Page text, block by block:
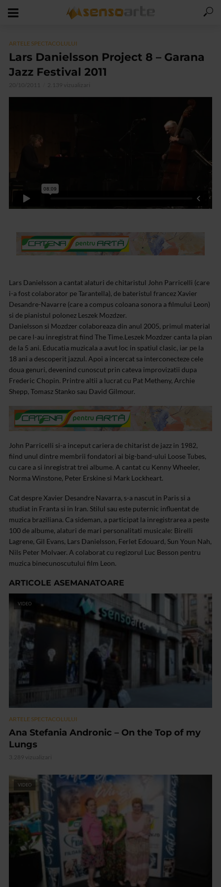
ARTELE SPECTACOLULUI
Lars Danielsson Project 8 – Garana
Jazz Festival 2011
20/10/2011 2.139 vizualizari
Lars Danielsson a cantat alaturi de chitaristul John Parricelli (care
i-a fost colaborator pe Tarantella), de bateristul francez Xavier
Desandre-Navarre (care a compus coloana sonora a filmului Leon)
si de pianistul polonez Leszek Mozdzer.
Danielsson si Mozdzer colaboreaza din anul 2005, primul material
pe care l-au inregistrat fiind The Time.Leszek Mozdzer canta la pian
de la 5 ani. Educatia muzicala a avut loc in spatiul clasic, iar pe la
18 ani a descoperit jazzul. Apoi a incercat sa interconecteze cele
doua genuri, devenind cunoscut prin cateva improvizatii dupa
Frederic Chopin. Printre altii a lucrat cu Pat Metheny, Archie
Shepp, Tomasz Stanko sau David Gilmour.
John Parricelli si-a inceput cariera de chitarist de jazz in 1982,
fiind unul dintre membrii fondatori ai big-band-ului Loose Tubes,
cu care a si inregistrat trei albume. A cantat cu Kenny Wheeler,
Norma Winstone, Peter Erskine si Mark Lockheart.
Cat despre Xavier Desandre Navarra, s-a nascut in Paris si a
studiat in Franta si in Iran. Stilul sau este puternic influentat de
muzica braziliana. Ca sideman, a participat la inregistrarea a peste
100 de albume, alaturi de mari personalitati musicale: Birelli
Lagrene, Gil Evans, Lars Danielsson, Ferlet Edouard, Sun Youn Nah,
Nils Peter Molvaer. A colaborat cu regizorul Luc Besson pentru
muzica binecunoscutului film Leon.
ARTICOLE ASEMANATOARE
VIDEO
ARTELE SPECTACOLULUI
Ana Stefania Andronic – On the Top of my
Lungs
3.289 vizualizari
VIDEO